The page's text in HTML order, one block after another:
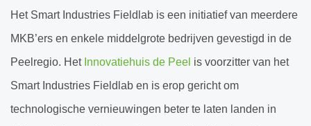
Het Smart Industries Fieldlab is een initiatief van meerdere
MKB’ers en enkele middelgrote bedrijven gevestigd in de
Peelregio. Het Innovatiehuis de Peel is voorzitter van het
Smart Industries Fieldlab en is erop gericht om
technologische vernieuwingen beter te laten landen in